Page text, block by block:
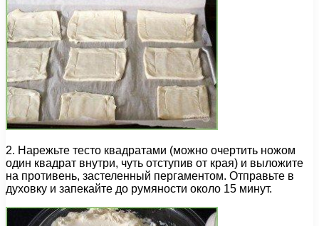
2. Нарежьте тесто квадратами (можно очертить ножом
один квадрат внутри, чуть отступив от края) и выложите
на противень, застеленный пергаментом. Отправьте в
духовку и запекайте до румяности около 15 минут.